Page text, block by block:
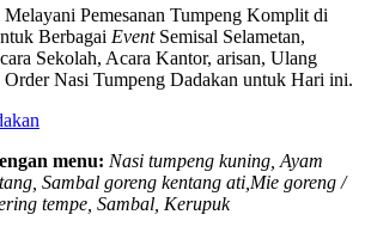
Pemesanan Tumpeng Komplit di
Berbagai EventSemisal Selametan,
Sekolah, Acara Kantor, arisan, Ulang
Nasi Tumpeng Dadakan untuk Hari ini.
menu: Nasi tumpeng kuning, Ayam
Sambal goreng kentang ati,Mie goreng /
tempe, Sambal, Kerupuk